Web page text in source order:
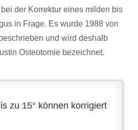
der Korrektur eines milden bis
in Frage. Es wurde 1988 von
und wird deshalb
Osteotomie bezeichnet.
zu 15° können korrigiert